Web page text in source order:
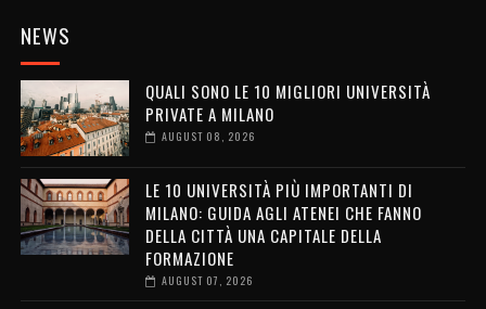
NEWS
QUALI SONO LE 10 MIGLIORI UNIVERSITÀ
PRIVATE A MILANO
AUGUST 08, 2026
LE 10 UNIVERSITÀ PIÙ IMPORTANTI DI
MILANO: GUIDA AGLI ATENEI CHE FANNO
DELLA CITTÀ UNA CAPITALE DELLA
FORMAZIONE
AUGUST 07, 2026